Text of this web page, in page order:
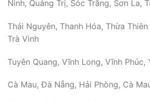
Ninh, Quảng Trị, Sóc Trăng, Sơn La,
Thái Nguyên, Thanh Hóa, Thừa
Trà Vinh
Tuyên Quang, Vĩnh Long, Vĩnh Phúc,
Cà Mau, Đà Nẵng, Hải Phòng, Cà